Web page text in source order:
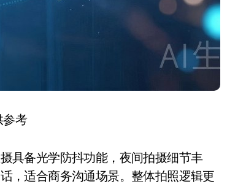
参考
备光学防抖功能，夜间拍摄细节丰
，适合商务沟通场景。整体拍照逻辑更